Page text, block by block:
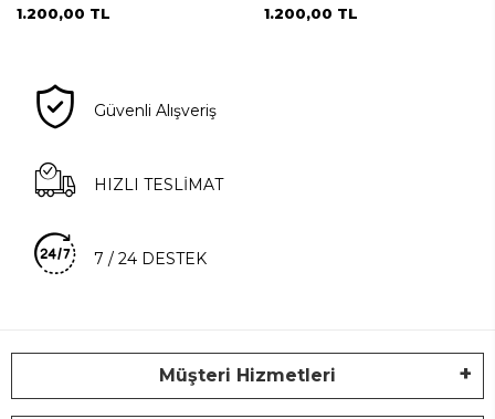
1.200,00 TL 1.200,00 TL
Güvenli Alışveriş
HIZLI TESLİMAT
7 / 24 DESTEK
Müşteri Hizmetleri